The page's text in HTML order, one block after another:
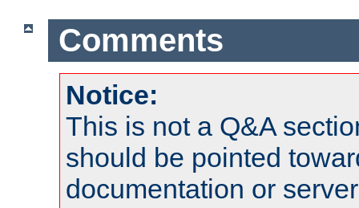
Comments
Notice:
This is not a Q&A
should be pointed
documentation or